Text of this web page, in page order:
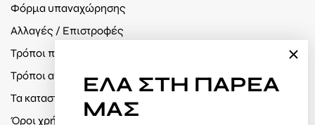
Φόρμα υπαναχώρησης
Αλλαγές / Επιστροφές
Τρόποι πληρωμής
Τρόποι αποστολής
Τα καταστήματά μας
Όροι χρήσης / Πολιτική απορρήτου
ΕΛΑ ΣΤΗ ΠΑΡΕΑ
ΜΑΣ